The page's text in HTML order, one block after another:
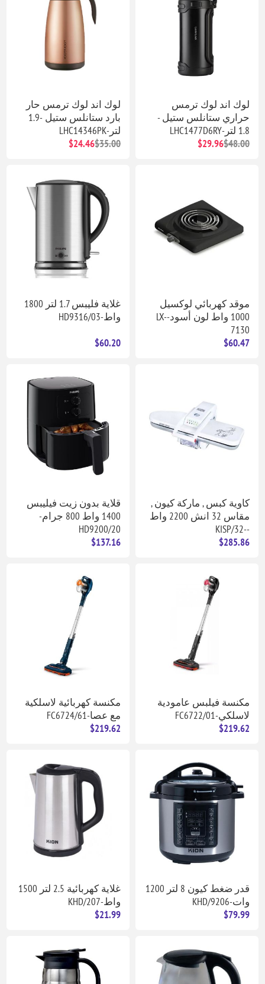
لوك اند لوك ترمس
حراري ستانلس ستيل -
1.8 لتر-LHC1477D6RY
$48.00
$29.96
لوك اند لوك ترمس حار
بارد ستانلس ستيل -1.9
لتر-LHC14346PK
$35.00
$24.46
موقد كهربائي لوكسيل
1000 واط لون أسود-LX-
7130
$60.47
غلاية فليبس 1.7 لتر 1800
واط-HD9316/03
$60.20
كاوية كبس , ماركة كيون ,
مقاس 32 انش 2200 واط
--KISP/32
$285.86
قلاية بدون زيت فيليبس
1400 واط 800 جرام-
HD9200/20
$137.16
مكنسة فيلبس عامودية
لاسلكي-FC6722/01
$219.62
مكنسة كهربائية لاسلكية
مع عصا-FC6724/61
$219.62
قدر ضغط كيون 8 لتر 1200
وات-KHD/9206
$79.99
غلاية كهربائية 2.5 لتر 1500
واط-KHD/207
$21.99